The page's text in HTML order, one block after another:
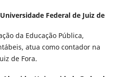
Universidade Federal de Juiz de
da Educação Pública,
atua como contador na
de Fora.